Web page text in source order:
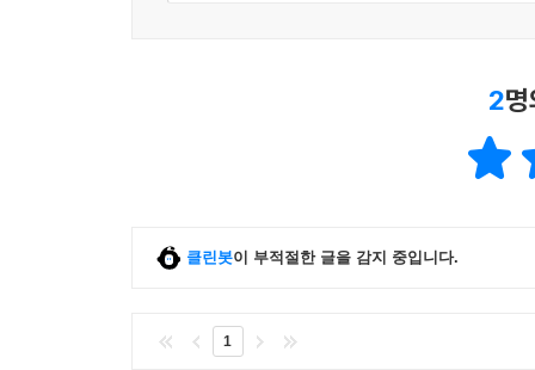
2
클린봇이 부적절한 글을 감지 중입니다.
1